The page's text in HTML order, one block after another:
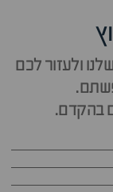
ולעזור לכם
בהקדם.